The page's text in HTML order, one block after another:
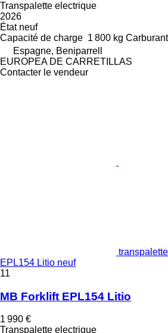
Transpalette electrique
2026
Étatneuf
Capacité de charge 1 800 kg Carburant
Espagne, Beniparrell
EUROPEA DE CARRETILLAS
Contacter le vendeur
EPL154 Litio neuf
11
MB Forklift EPL154 Litio
1 990 €
Transpalette electrique